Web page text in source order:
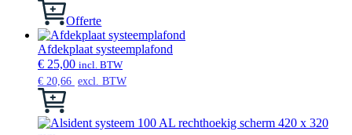
gekozen
worden
op
Offerte
Afdekplaat systeemplafond
€ 25,00 incl. BTW
€ 20,66 excl. BTW
Dit
heeft